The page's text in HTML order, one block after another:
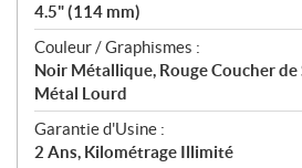
4.5" (114 mm)
Couleur / Graphismes :
Noir Métallique, Rouge Coucher
Métal Lourd
Garantie d'Usine :
2 Ans, Kilométrage Illimité